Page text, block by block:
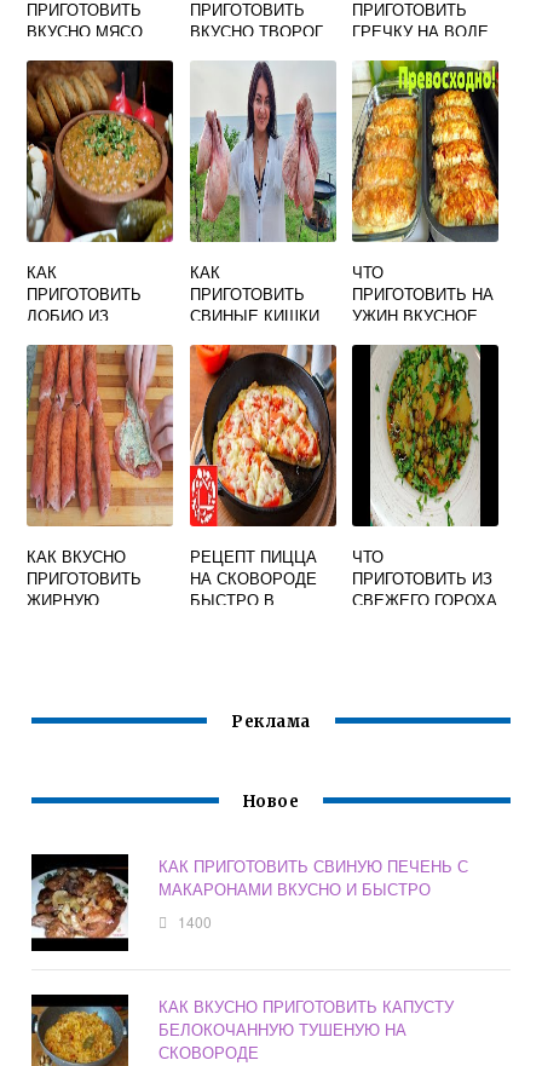
ПРИГОТОВИТЬ
ВКУСНО МЯСО
ПРИГОТОВИТЬ
ВКУСНО ТВОРОГ
ПРИГОТОВИТЬ
ГРЕЧКУ НА ВОДЕ
ВКУСНО
РАССЫПЧАТУЮ
БЕЗ МЯСА
ПОШАГОВЫЙ
РЕЦЕПТ С ФОТО
КАК
ПРИГОТОВИТЬ
ЛОБИО ИЗ
ФАСОЛИ В
ДОМАШНИХ
УСЛОВИЯХ ПО
ГРУЗИНСКИ
ПРОСТОЙ И
ВКУСНЫЙ
РЕЦЕПТ
КАК
ПРИГОТОВИТЬ
СВИНЫЕ КИШКИ
ЧТО
ПРИГОТОВИТЬ НА
УЖИН ВКУСНОЕ
КАК ВКУСНО
ПРИГОТОВИТЬ
ЖИРНУЮ
РЕЦЕПТ ПИЦЦА
НА СКОВОРОДЕ
БЫСТРО В
ЧТО
ПРИГОТОВИТЬ ИЗ
СВЕЖЕГО ГОРОХА
Реклама
Новое
КАК ПРИГОТОВИТЬ СВИНУЮ ПЕЧЕНЬ С
МАКАРОНАМИ ВКУСНО И БЫСТРО
1400
КАК ВКУСНО ПРИГОТОВИТЬ КАПУСТУ
БЕЛОКОЧАННУЮ ТУШЕНУЮ НА
СКОВОРОДЕ